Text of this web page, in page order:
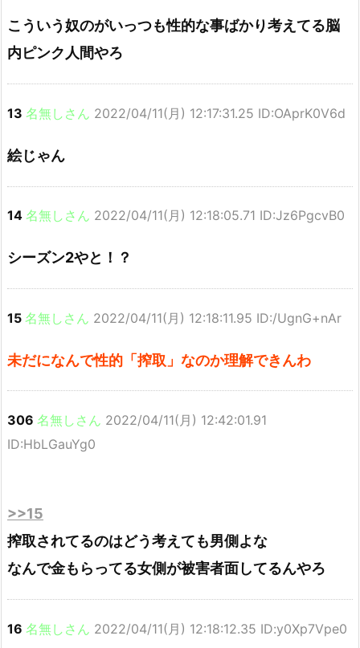
こういう奴のがいっつも性的な事ばかり考えてる脳
内ピンク人間やろ
13 名無しさん 2022/04/11(月) 12:17:31.25 ID:OAprK0V6d
絵じゃん
14 名無しさん 2022/04/11(月) 12:18:05.71 ID:Jz6PgcvB0
シーズン2やと！？
15 名無しさん 2022/04/11(月) 12:18:11.95 ID:/UgnG+nAr
未だになんで性的「搾取」なのか理解できんわ
306 名無しさん 2022/04/11(月) 12:42:01.91
ID:HbLGauYg0
>>15
搾取されてるのはどう考えても男側よな
なんで金もらってる女側が被害者面してるんやろ
16 名無しさん 2022/04/11(月) 12:18:12.35 ID:y0Xp7Vpe0